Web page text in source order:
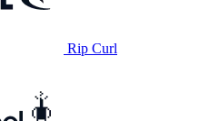
Rip Curl